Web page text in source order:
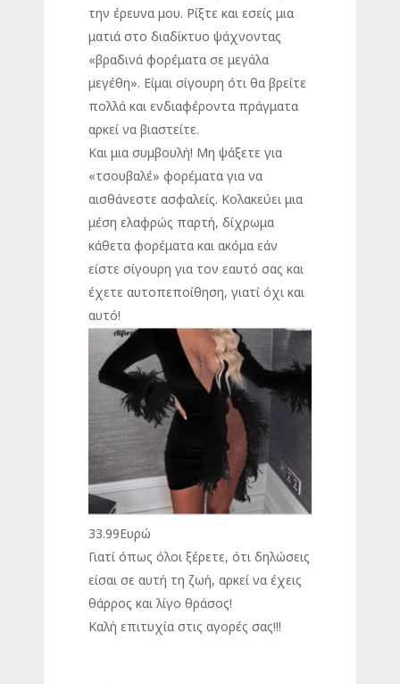
την έρευνα μου. Ρίξτε και εσείς μια
ματιά στο διαδίκτυο ψάχνοντας
«βραδινά φορέματα σε μεγάλα
μεγέθη». Είμαι σίγουρη ότι θα βρείτε
πολλά και ενδιαφέροντα πράγματα
αρκεί να βιαστείτε.
Και μια συμβουλή! Μη ψάξετε για
«τσουβαλέ» φορέματα για να
αισθάνεστε ασφαλείς. Κολακεύει μια
μέση ελαφρώς παρτή, δίχρωμα
κάθετα φορέματα και ακόμα εάν
είστε σίγουρη για τον εαυτό σας και
έχετε αυτοπεποίθηση, γιατί όχι και
αυτό!
33.99Ευρώ
Γιατί όπως όλοι ξέρετε, ότι δηλώσεις
είσαι σε αυτή τη ζωή, αρκεί να έχεις
θάρρος και λίγο θράσος!
Καλή επιτυχία στις αγορές σας!!!